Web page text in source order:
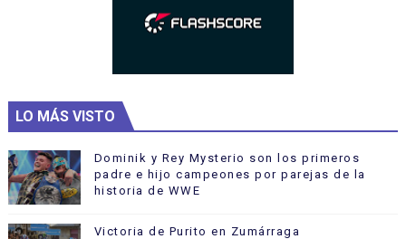
LO MÁS VISTO
Dominik y Rey Mysterio son los primeros
padre e hijo campeones por parejas de la
historia de WWE
Victoria de Purito en Zumárraga